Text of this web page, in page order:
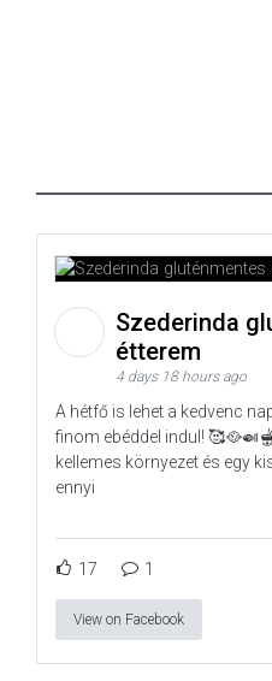
Szederinda
étterem
4 days 18 hours ago
A hétfő is lehet a kedvenc
finom ebéddel indul!
kellemes környezet és egy
ennyi
17 1
View on Facebook